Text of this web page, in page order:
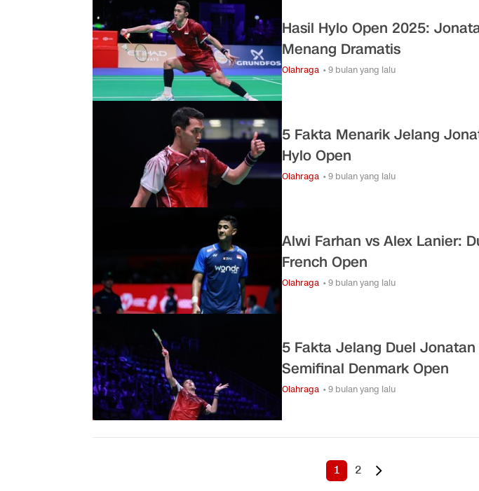
Hasil Hylo Open 2025:
Menang Dramatis
Olahraga • 9 bulan yang lalu
5 Fakta Menarik Jelang
Hylo Open
Olahraga • 9 bulan yang lalu
Alwi Farhan vs Alex Lanier:
French Open
Olahraga • 9 bulan yang lalu
5 Fakta Jelang Duel
Semifinal Denmark Open
Olahraga • 9 bulan yang lalu
1 2